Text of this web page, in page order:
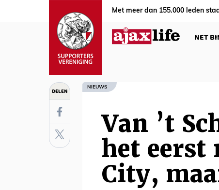
Met meer dan 155.000 leden
NET
DELEN NIEUWS
Van ’t
het eerst
City,